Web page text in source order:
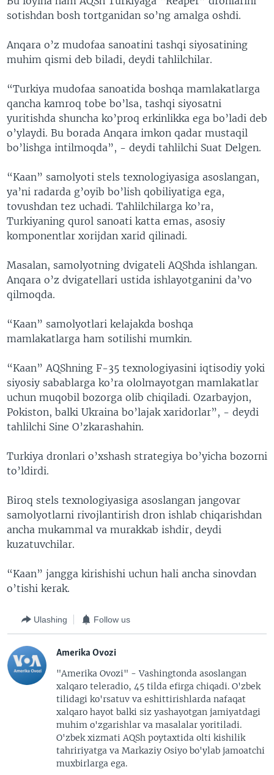
sotishdan bosh tortganidan so’ng amalga oshdi.
Anqara o’z mudofaa sanoatini tashqi siyosatining
muhim qismi deb biladi, deydi tahlilchilar.
“Turkiya mudofaa sanoatida boshqa mamlakatlarga
qancha kamroq tobe bo’lsa, tashqi siyosatni
yuritishda shuncha ko’proq erkinlikka ega bo’ladi deb
o’ylaydi. Bu borada Anqara imkon qadar mustaqil
bo’lishga intilmoqda”, - deydi tahlilchi Suat Delgen.
“Kaan” samolyoti stels texnologiyasiga asoslangan,
ya’ni radarda g’oyib bo’lish qobiliyatiga ega,
tovushdan tez uchadi. Tahlilchilarga ko’ra,
Turkiyaning qurol sanoati katta emas, asosiy
komponentlar xorijdan xarid qilinadi.
Masalan, samolyotning dvigateli AQShda ishlangan.
Anqara o’z dvigatellari ustida ishlayotganini da’vo
qilmoqda.
“Kaan” samolyotlari kelajakda boshqa
mamlakatlarga ham sotilishi mumkin.
“Kaan” AQShning F-35 texnologiyasini iqtisodiy yoki
siyosiy sabablarga ko’ra ololmayotgan mamlakatlar
uchun muqobil bozorga olib chiqiladi. Ozarbayjon,
Pokiston, balki Ukraina bo’lajak xaridorlar”, - deydi
tahlilchi Sine O’zkarashahin.
Turkiya dronlari o’xshash strategiya bo’yicha bozorni
to’ldirdi.
Biroq stels texnologiyasiga asoslangan jangovar
samolyotlarni rivojlantirish dron ishlab chiqarishdan
ancha mukammal va murakkab ishdir, deydi
kuzatuvchilar.
“Kaan” jangga kirishishi uchun hali ancha sinovdan
o’tishi kerak.
Ulashing Follow us
Amerika Ovozi
"Amerika Ovozi" - Vashingtonda asoslangan
xalqaro teleradio, 45 tilda efirga chiqadi. O'zbek
tilidagi ko'rsatuv va eshittirishlarda nafaqat
xalqaro hayot balki siz yashayotgan jamiyatdagi
muhim o'zgarishlar va masalalar yoritiladi.
O'zbek xizmati AQSh poytaxtida olti kishilik
tahririyatga va Markaziy Osiyo bo'ylab jamoatchi
muxbirlarga ega.